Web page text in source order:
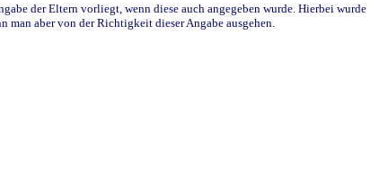
der Eltern vorliegt, wenn diese auch angegeben wurde. Hierbei wurde
aber von der Richtigkeit dieser Angabe ausgehen.